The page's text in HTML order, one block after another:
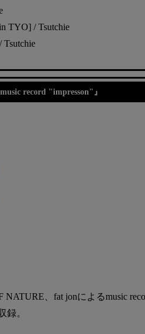
TYO] / Tsutchie
Tsutchie
record "impresson"』
NATURE、fat jonによるmusic
録。